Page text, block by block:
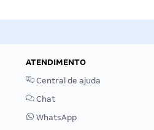
ATENDIMENTO
Central de ajuda
Chat
WhatsApp